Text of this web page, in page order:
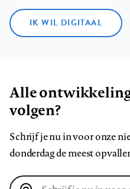
IK WIL DIGITAAL
Alle
volgen?
Schrijf je nu in voor onze
donderdag de meest